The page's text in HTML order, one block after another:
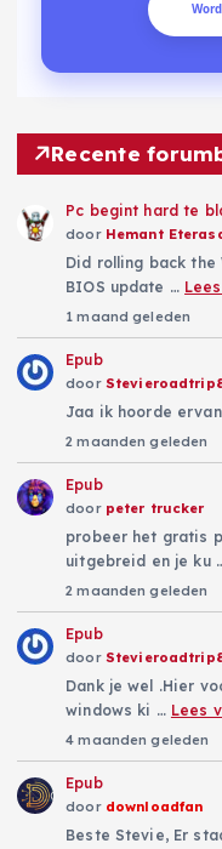
Recente
Pc begint hard te
door Hemant
Did rolling back the
BIOS update …
1 maand geleden
Epub
door
Jaa ik hoorde
2 maanden geleden
Epub
door peter trucker
probeer het gratis
uitgebreid en je ku
2 maanden geleden
Epub
door
Dank je wel .Hier
windows ki … Lees
4 maanden geleden
Epub
door downloadfan
Beste Stevie, Er